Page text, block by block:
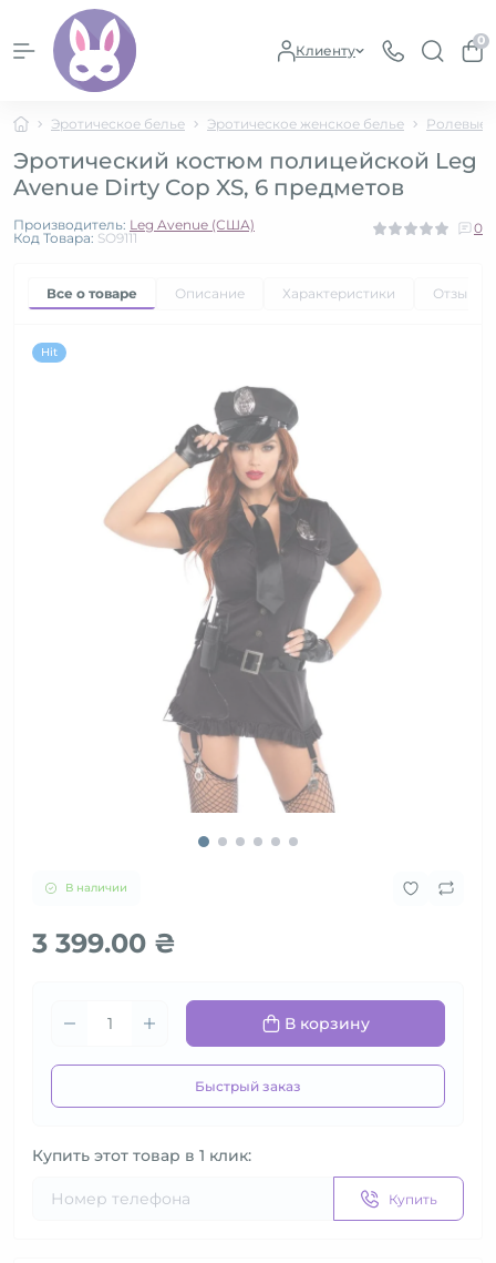
Клиенту
0
Эротическое белье Эротическое женское белье Ролевые
Эротический костюм полицейской Leg
Avenue Dirty Cop XS, 6 предметов
Производитель: Leg Avenue (США)
Код Товара: SO9111
0
Все о товаре Описание Характеристики Отзывы
Hit
В наличии
3 399.00 ₴
В корзину
Быстрый заказ
Купить этот товар в 1 клик:
Купить